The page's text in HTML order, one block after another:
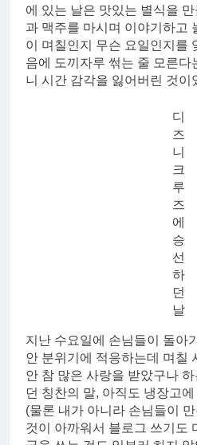
에 있는 날은 맛있는 별식을
과 맥주를 마시며 이야기하고
이 며칠인지 무슨 요일인지를
음에 도끼자루 썪는 줄 모른다
니 시간 감각을 잃어버린 것이
디
즈
니
크
루
즈
에
승
선
하
던
날
지난 수요일에 손님들이 돌아
안 분위기에 적응하는데 며칠
안 참 많은 사랑을 받았구나
던 칭찬의 말, 아직도 냉장고
(물론 내가 아니라 손님들이
것이 아까워서 블로그 쓰기도